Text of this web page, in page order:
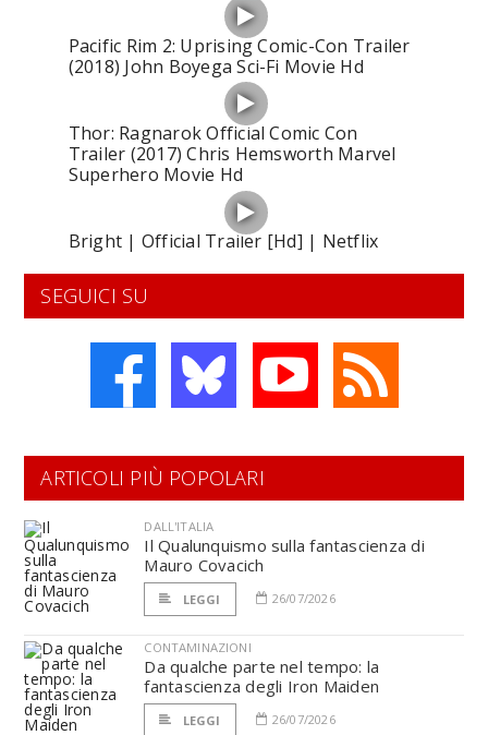
Pacific Rim 2: Uprising Comic-Con Trailer
(2018) John Boyega Sci-Fi Movie Hd
Thor: Ragnarok Official Comic Con
Trailer (2017) Chris Hemsworth Marvel
Superhero Movie Hd
Bright | Official Trailer [Hd] | Netflix
SEGUICI SU
ARTICOLI PIÙ POPOLARI
DALL'ITALIA
Il Qualunquismo sulla fantascienza di
Mauro Covacich
LEGGI 26/07/2026
CONTAMINAZIONI
Da qualche parte nel tempo: la
fantascienza degli Iron Maiden
LEGGI 26/07/2026